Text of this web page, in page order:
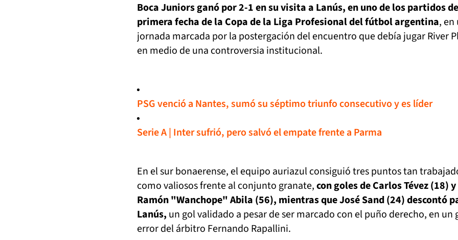
Boca Juniors ganó por 2-1 en su visita a Lanús, en uno de los partidos
primera fecha de la Copa de la Liga Profesional del fútbol argentina, en
jornada marcada por la postergación del encuentro que debía jugar River
en medio de una controversia institucional.
PSG venció a Nantes, sumó su séptimo triunfo consecutivo y es líder
Serie A | Inter sufrió, pero salvó el empate frente a Parma
En el sur bonaerense, el equipo auriazul consiguió tres puntos tan
como valiosos frente al conjunto granate,con goles de Carlos Tévez (18) y
Ramón "Wanchope" Abila (56), mientras que José Sand (24) descontó
Lanús, un gol validado a pesar de ser marcado con el puño derecho, en un
error del árbitro Fernando Rapallini.